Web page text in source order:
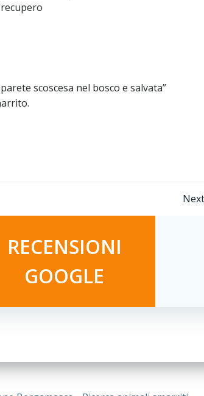
scoscesa nel bosco e salvata”
RECENSIONI
GOOGLE